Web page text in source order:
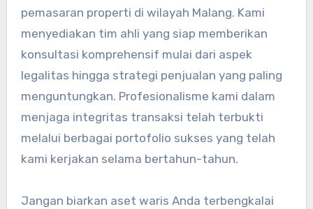
pemasaran properti di wilayah Malang. Kami
menyediakan tim ahli yang siap memberikan
konsultasi komprehensif mulai dari aspek
legalitas hingga strategi penjualan yang paling
menguntungkan. Profesionalisme kami dalam
menjaga integritas transaksi telah terbukti
melalui berbagai portofolio sukses yang telah
kami kerjakan selama bertahun-tahun.
Jangan biarkan aset waris Anda terbengkalai